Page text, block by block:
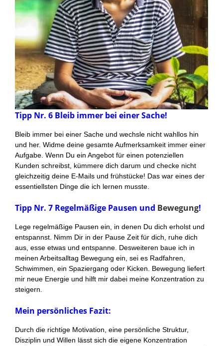
Tipp Nr. 6 Bleib immer bei einer Sache!
Bleib immer bei einer Sache und wechsle nicht wahllos hin
und her. Widme deine gesamte Aufmerksamkeit immer einer
Aufgabe. Wenn Du ein Angebot für einen potenziellen
Kunden schreibst, kümmere dich darum und checke nicht
gleichzeitig deine E-Mails und frühstücke! Das war eines der
essentiellsten Dinge die ich lernen musste.
Tipp Nr. 7 Regelmäßige Pausen und Bewegung!
Lege regelmäßige Pausen ein, in denen Du dich erholst und
entspannst. Nimm Dir in der Pause Zeit für dich, ruhe dich
aus, esse etwas und entspanne. Desweiteren baue ich in
meinen Arbeitsalltag Bewegung ein, sei es Radfahren,
Schwimmen, ein Spaziergang oder Kicken. Bewegung liefert
mir neue Energie und hilft mir dabei meine Konzentration zu
steigern.
Mein persönliches Fazit:
Durch die richtige Motivation, eine persönliche Struktur,
Disziplin und Willen lässt sich die eigene Konzentration